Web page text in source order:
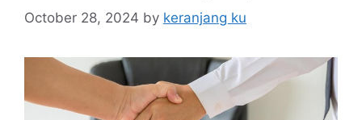
October 28, 2024 by keranjang ku